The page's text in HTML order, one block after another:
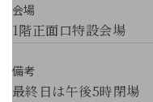
会場
1階正面口特設会場
備考
最終日は午後5時閉場